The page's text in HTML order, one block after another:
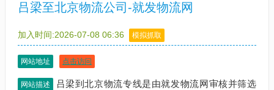
吕梁至北京物流公司-就发物流网
加入时间:2026-07-08 06:36 模拟抓取
网站地址 点击访问
网站描述
吕梁到北京物流专线是由就发物流网审核并筛选